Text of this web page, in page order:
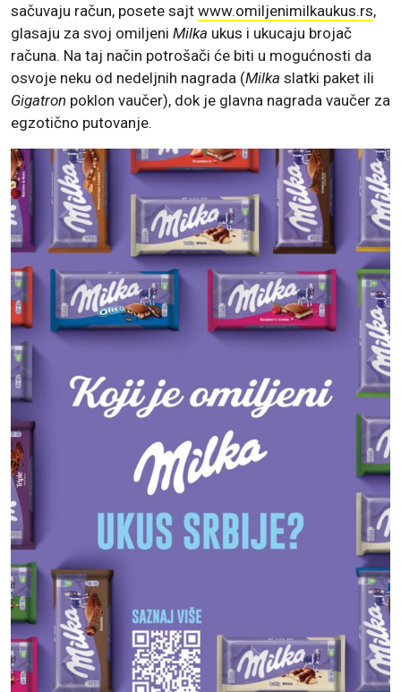
sačuvaju račun, posete sajt www.omiljenimilkaukus.rs,
glasaju za svoj omiljeni Milka ukus i ukucaju brojač
računa. Na taj način potrošači će biti u mogućnosti da
osvoje neku od nedeljnih nagrada (Milka slatki paket ili
Gigatron poklon vaučer), dok je glavna nagrada vaučer za
egzotično putovanje.